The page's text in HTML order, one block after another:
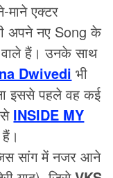
माने एक्टर
अपने नए Song के
वाले हैं। उनके साथ
Dwivedi भी
इससे पहले वह कई
INSIDE MY
सांग में नजर आने